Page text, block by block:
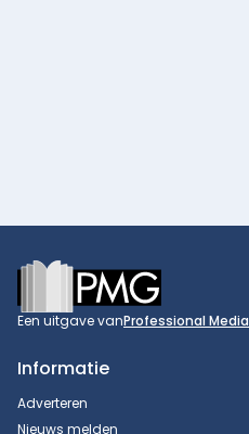
Footer
Een uitgave vanProfessional
Informatie
Adverteren
Nieuws melden